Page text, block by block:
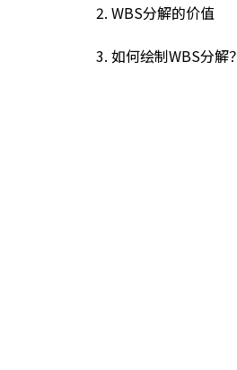
2. WBS分解的价值
3. 如何绘制WBS分解？